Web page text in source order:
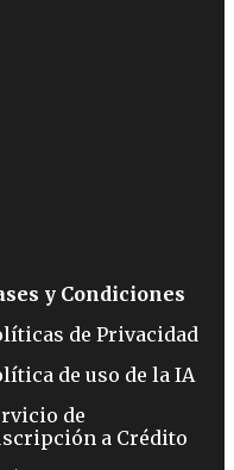
y Condiciones
de Privacidad
de uso de la IA
de
a Crédito